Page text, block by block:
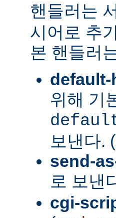
핸들러는
시어로 추
본 핸들러
위해 기
보낸다.
send-
로 보낸
cgi-